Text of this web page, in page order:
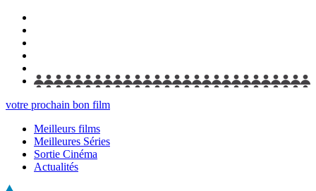
votre prochain bon film
Meilleurs films
Meilleures Séries
Sortie Cinéma
Actualités